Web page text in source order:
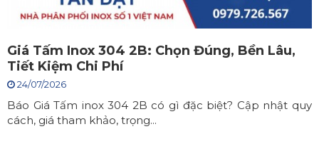
Giá Tấm Inox 304 2B: Chọn Đúng, Bền Lâu,
Tiết Kiệm Chi Phí
24/07/2026
Báo Giá Tấm inox 304 2B có gì đặc biệt? Cập nhật quy
cách, giá tham khảo, trọng...